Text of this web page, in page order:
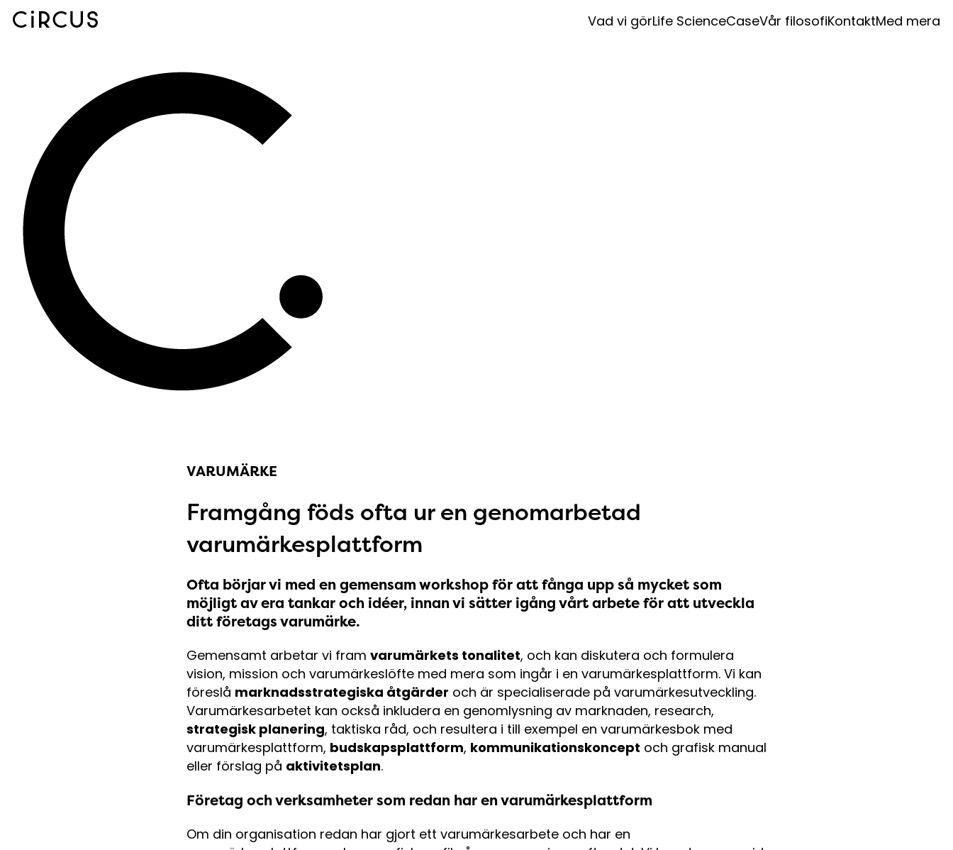
Vad vi görLife ScienceCaseVår filosofiKontaktMed mera
VARUMÄRKE
Framgång föds ofta ur en genomarbetad
varumärkesplattform
Ofta börjar vi med en gemensam workshop för att fånga upp så mycket som
möjligt av era tankar och idéer, innan vi sätter igång vårt arbete för att utveckla
ditt företags varumärke.
Gemensamt arbetar vi fram varumärkets tonalitet, och kan diskutera och formulera
vision, mission och varumärkeslöfte med mera som ingår i en varumärkesplattform. Vi kan
föreslå marknadsstrategiska åtgärder och är specialiserade på varumärkesutveckling.
Varumärkesarbetet kan också inkludera en genomlysning av marknaden, research,
strategisk planering, taktiska råd, och resultera i till exempel en varumärkesbok med
varumärkesplattform, budskapsplattform, kommunikationskoncept och grafisk manual
eller förslag på aktivitetsplan.
Företag och verksamheter som redan har en varumärkesplattform
Om din organisation redan har gjort ett varumärkesarbete och har en